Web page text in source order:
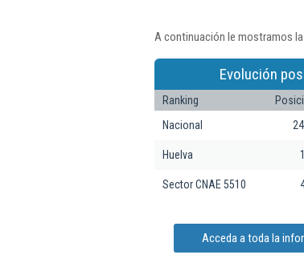
A continuación le mostramos la
Evolución
Ranking
Nacional
Huelva
Sector CNAE 5510
Acceda a toda la